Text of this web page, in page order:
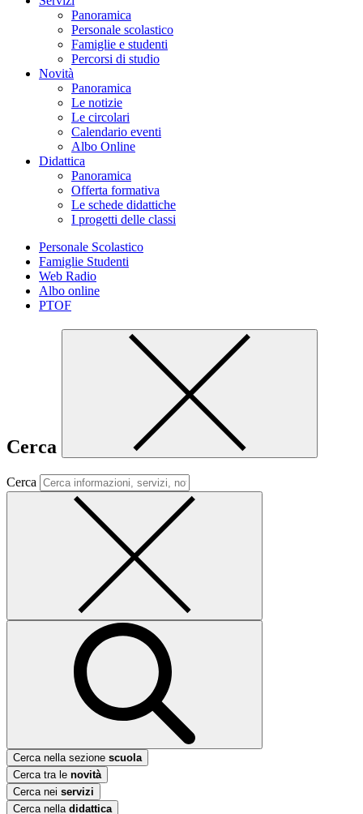
Panoramica
Personale scolastico
Famiglie e studenti
Percorsi di studio
Novità
Panoramica
Le notizie
Le circolari
Calendario eventi
Albo Online
Didattica
Panoramica
Offerta formativa
Le schede didattiche
I progetti delle classi
Personale Scolastico
Famiglie Studenti
Web Radio
Albo online
PTOF
Cerca
Cerca
Cerca nella sezione scuola
Cerca tra le novità
Cerca nei servizi
Cerca nella didattica